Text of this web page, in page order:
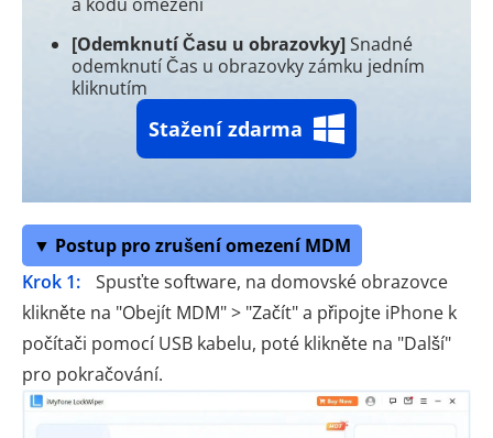
[Odemknutí Času u obrazovky]Snadné
odemknutí Čas u obrazovky zámku jedním
kliknutím
Stažení zdarma
▼ Postup pro zrušení omezení MDM
Krok 1:
Spusťte software, na domovské obrazovce
klikněte na "Obejít MDM" > "Začít" a připojte iPhone k
počítači pomocí USB kabelu, poté klikněte na "Další"
pro pokračování.